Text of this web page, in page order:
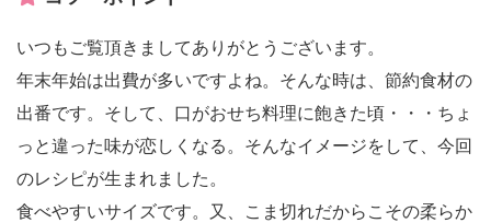
いつもご覧頂きましてありがとうございます。
年末年始は出費が多いですよね。そんな時は、節約食材の
出番です。そして、口がおせち料理に飽きた頃・・・ちょ
っと違った味が恋しくなる。そんなイメージをして、今回
のレシピが生まれました。
食べやすいサイズです。又、こま切れだからこその柔らか